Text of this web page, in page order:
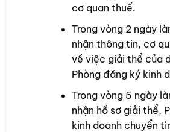
cơ quan thuế.
Trong vòng 2 ngày
nhận thông tin, cơ
về việc giải thể của
Phòng đăng ký kinh
Trong vòng 5 ngày
nhận hồ sơ giải thể,
kinh doanh chuyển